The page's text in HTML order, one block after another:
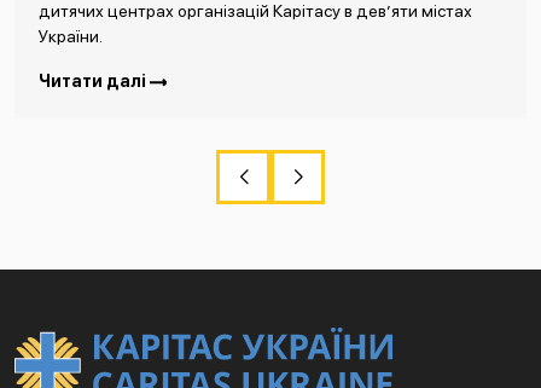
дитячих центрах організацій Карітасу в дев’яти містах
України.
Читати далі